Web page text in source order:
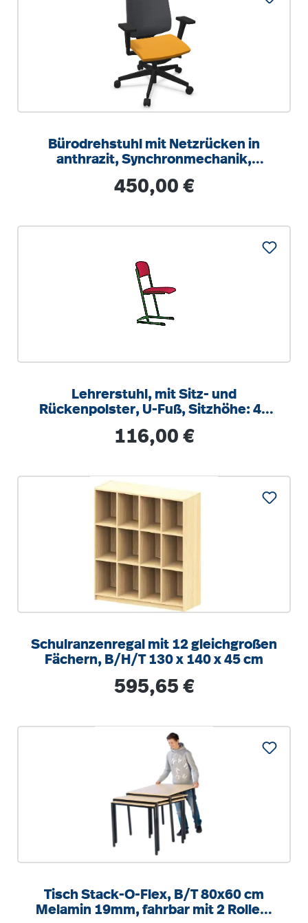
Bürodrehstuhl mit Netzrücken in
anthrazit, Synchronmechanik,
Regulärer Preis:
450,00 €
Lehrerstuhl, mit Sitz- und
Rückenpolster, U-Fuß, Sitzhöhe: 46
Regulärer Preis:
116,00 €
Schulranzenregal mit 12 gleichgroßen
Fächern, B/H/T 130 x 140 x 45 cm
Regulärer Preis:
595,65 €
Tisch Stack-O-Flex, B/T 80x60 cm
Melamin 19mm, fahrbar mit 2 Rollen,